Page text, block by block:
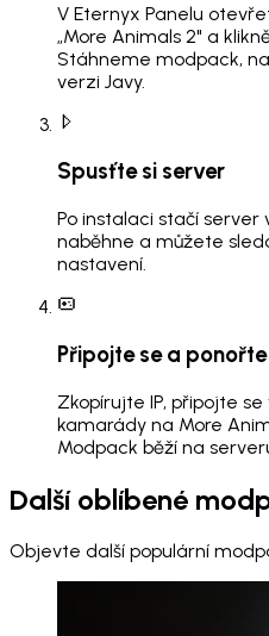
V Eternyx Panelu
„More Animals 2" a
Stáhneme modpack,
verzi Javy.
Spusťte si server
Po instalaci stačí server
naběhne a můžete
nastavení.
Připojte se a
Zkopírujte IP, připojte
kamarády na More
Modpack běží na
Další oblíbené
Objevte další populární